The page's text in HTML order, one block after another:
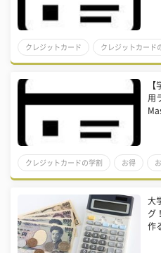
クレジットカード クレジットカード
用
クレジットカードの学割 お得
大
グ
作